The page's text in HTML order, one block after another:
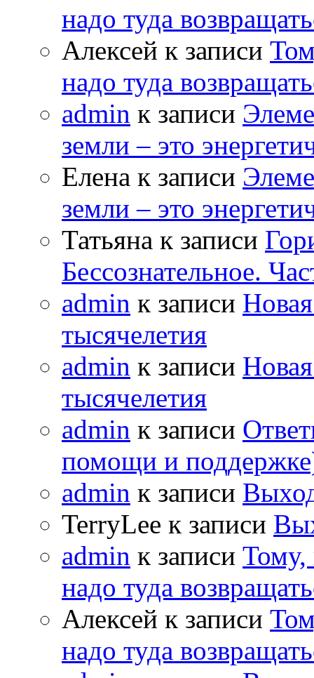
надо туда
Алексей к записи
надо туда
admin к записи
земли – это
Елена к записи
земли – это
Татьяна к записи
Бессознательное.
admin к записи
тысячелетия
admin к записи
тысячелетия
admin к записи
помощи и
admin к записи
TerryLee к записи
admin к записи Тому,
надо туда
Алексей к записи
надо туда